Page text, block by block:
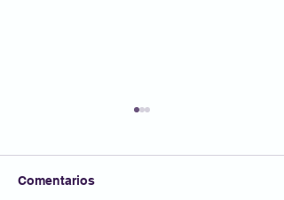
Bon estiu!
Comentarios